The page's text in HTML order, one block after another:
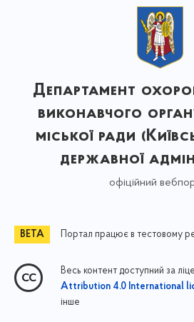
Департамент
виконавчого
міської ради
державної
офіційний
Портал працює в тестовому
Весь контент доступний за
Attribution 4.0 International
інше